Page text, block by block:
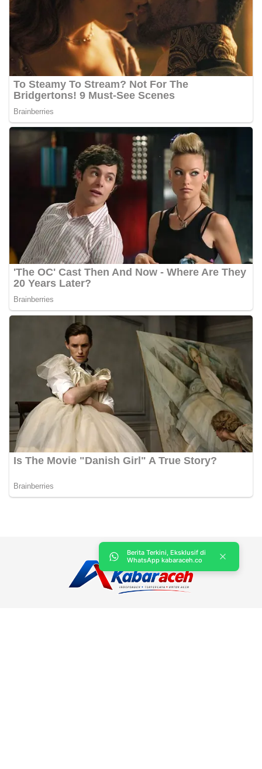
Berita Terkini, Eksklusif di
WhatsApp kabaraceh.co